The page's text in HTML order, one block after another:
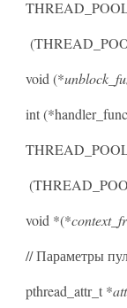
void (*
int
void *(*
// Параметры
pthread_attr_t *